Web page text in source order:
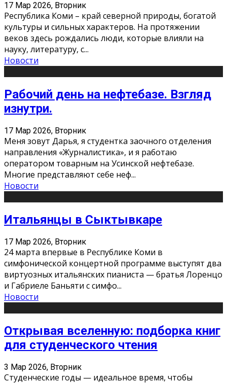
17 Мар 2026, Вторник
Республика Коми – край северной природы, богатой
культуры и сильных характеров. На протяжении
веков здесь рождались люди, которые влияли на
науку, литературу, с...
Новости
Рабочий день на нефтебазе. Взгляд
изнутри.
17 Мар 2026, Вторник
Меня зовут Дарья, я студентка заочного отделения
направления «Журналистика», и я работаю
оператором товарным на Усинской нефтебазе.
Многие представляют себе неф...
Новости
Итальянцы в Сыктывкаре
17 Мар 2026, Вторник
24 марта впервые в Республике Коми в
симфонической концертной программе выступят два
виртуозных итальянских пианиста — братья Лоренцо
и Габриеле Баньяти с симфо...
Новости
Открывая вселенную: подборка книг
для студенческого чтения
3 Мар 2026, Вторник
Студенческие годы — идеальное время, чтобы